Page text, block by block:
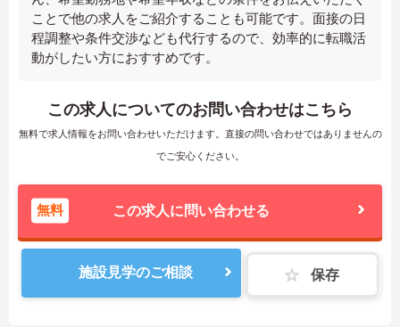
ことで他の求人をご紹介することも可能です。面接の日
程調整や条件交渉なども代行するので、効率的に転職活
動がしたい方におすすめです。
この求人についてのお問い合わせはこちら
無料で求人情報をお問い合わせいただけます。直接の問い合わせではありませんの
でご安心ください。
無料 この求人に問い合わせる
施設見学のご相談 保存